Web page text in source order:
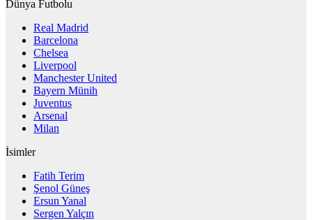
Dünya Futbolu
Real Madrid
Barcelona
Chelsea
Liverpool
Manchester United
Bayern Münih
Juventus
Arsenal
Milan
İsimler
Fatih Terim
Şenol Güneş
Ersun Yanal
Sergen Yalçın